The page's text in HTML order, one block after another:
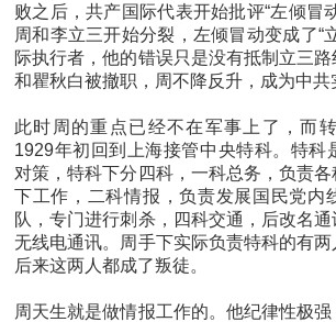
败之后，共产国际代表开始批评“左倾冒
周和李立三开始分裂，左倾冒动变成了“
际执行者，他的错误只是没有抵制立三
和瞿秋白被撤职，周不降反升，成为中共
此时周的重点已经不在军事上了，而
1929年初回到上海接管中央特科。特科
对策，特科下分四科，一科总务，负责
下工作，二科情报，负责发展国民党内
队，专门进行刺杀，四科交通，后改名
无线电通讯。周手下实际负责特科的有
后来这两人都成了叛徒。
周天生就是做情报工作的。他纪律性极